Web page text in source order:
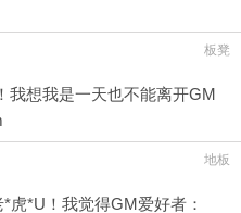
板凳
我想我是一天也不能离开GM
地板
虎*U！我觉得GM爱好者：